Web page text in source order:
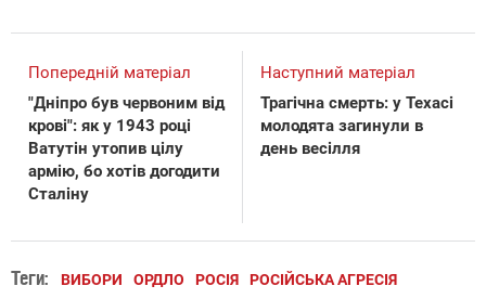
Попередній матеріал
"Дніпро був червоним від
крові": як у 1943 році
Ватутін утопив цілу
армію, бо хотів догодити
Сталіну
Наступний матеріал
Трагічна смерть: у Техасі
молодята загинули в
день весілля
Теги: ВИБОРИ ОРДЛО РОСІЯ РОСІЙСЬКА АГРЕСІЯ